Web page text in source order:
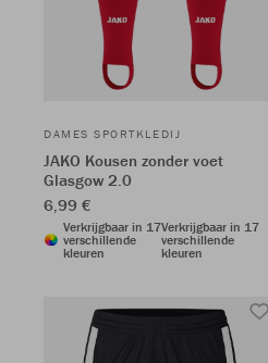
DAMES SPORTKLEDIJ
JAKO Kousen zonder voet
Glasgow 2.0
6,99 €
Verkrijgbaar in 17
verschillende
kleuren
Verkrijgbaar in 17
verschillende
kleuren